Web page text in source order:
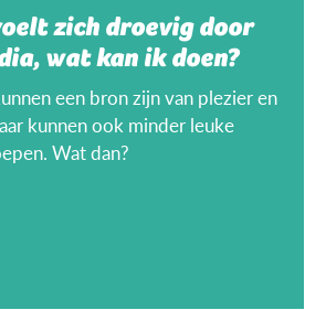
zich droevig door
wat kan ik doen?
een bron zijn van plezier en
kunnen ook minder leuke
Wat dan?